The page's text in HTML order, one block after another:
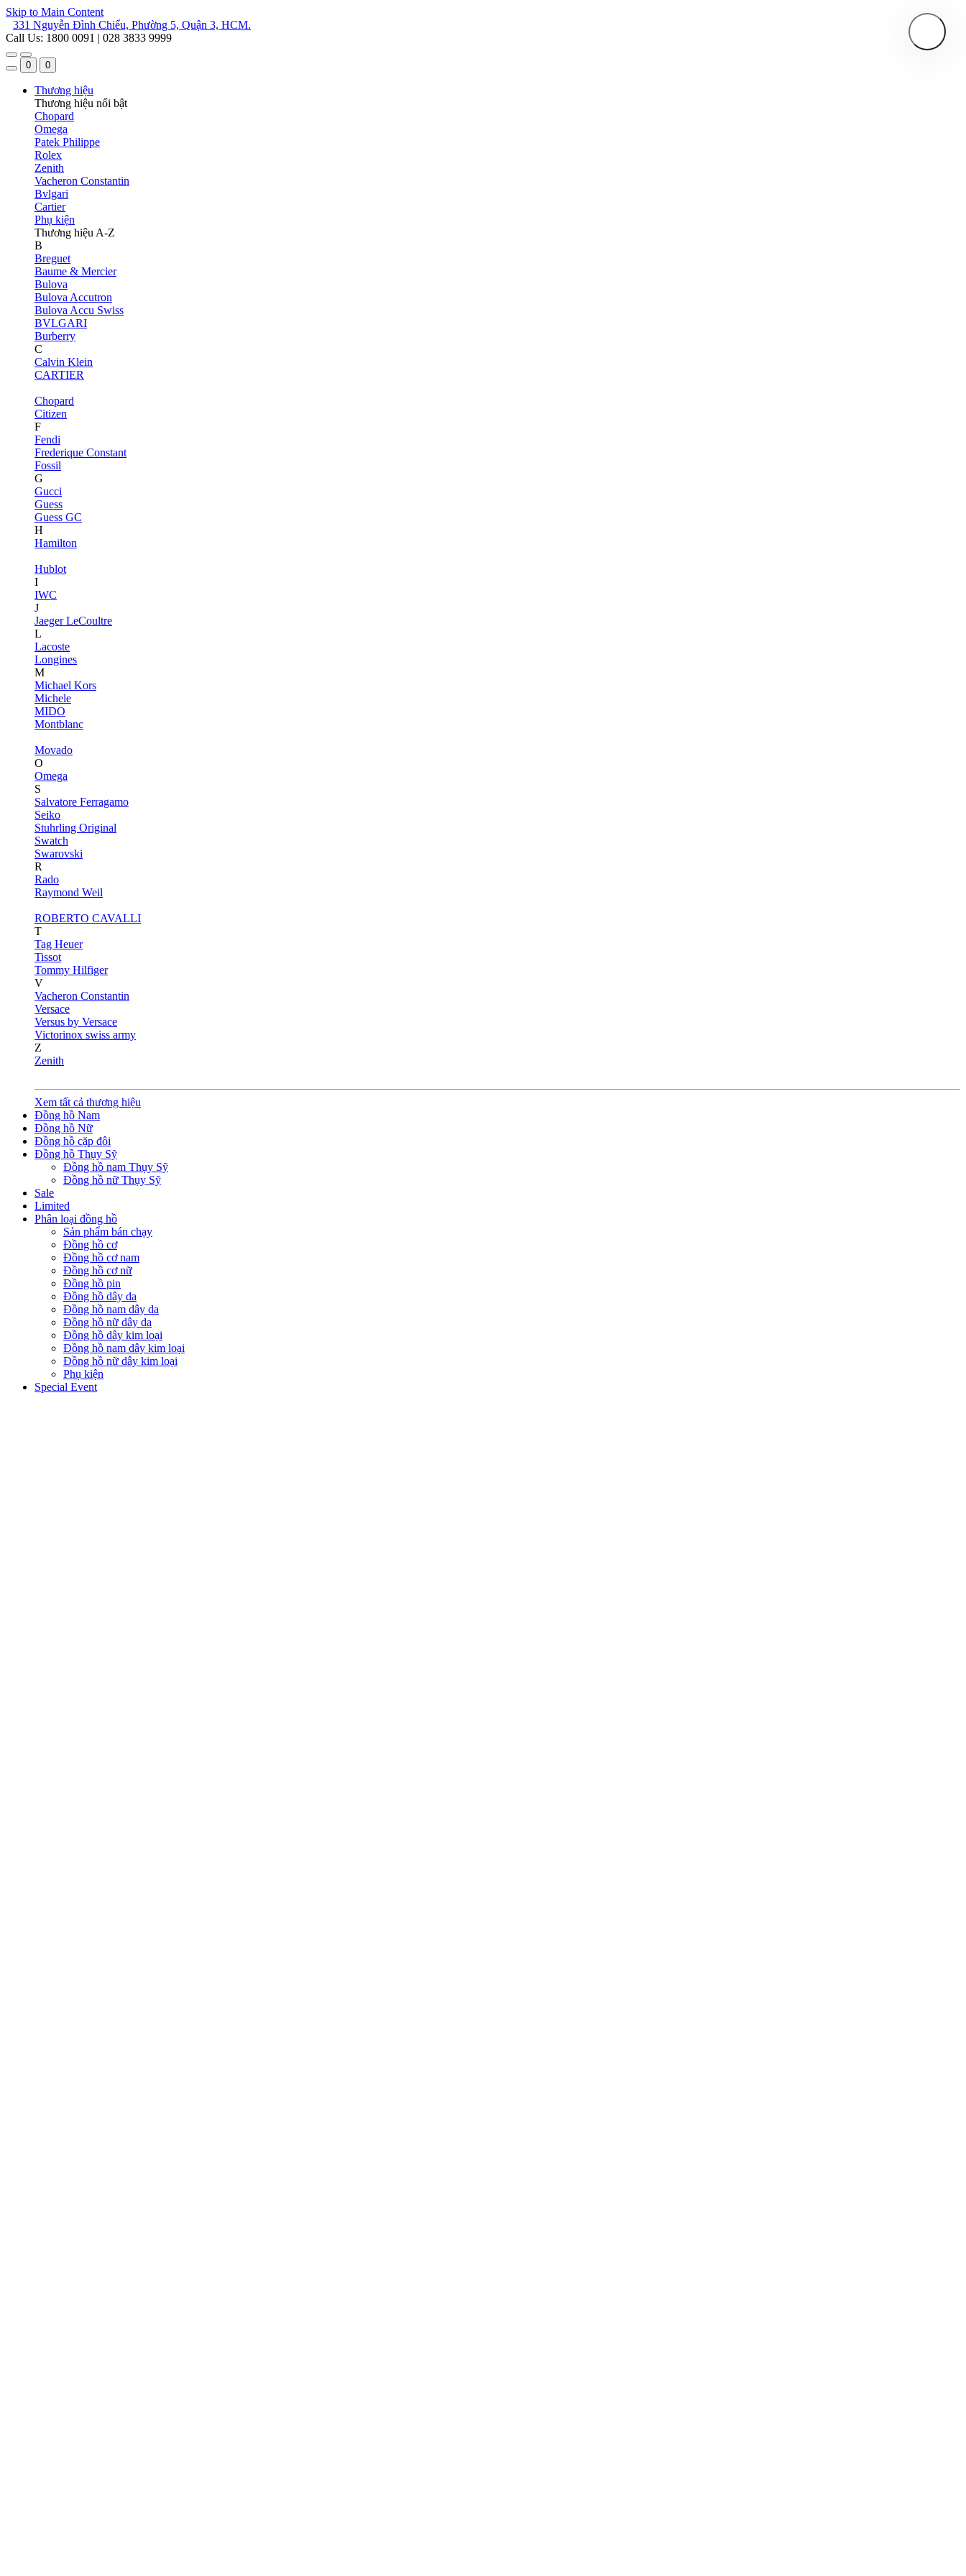
Skip to Main Content
331 Nguyễn Đình Chiểu, Phường 5, Quận 3, HCM.
Call Us: 1800 0091 | 028 3833 9999
0 0
Thương hiệu
Thương hiệu nổi bật
Chopard
Omega
Patek Philippe
Rolex
Zenith
Vacheron Constantin
Bvlgari
Cartier
Phụ kiện
Thương hiệu A-Z
B
Breguet
Baume & Mercier
Bulova
Bulova Accutron
Bulova Accu Swiss
BVLGARI
Burberry
C
Calvin Klein
CARTIER
Chopard
Citizen
F
Fendi
Frederique Constant
Fossil
G
Gucci
Guess
Guess GC
H
Hamilton
Hublot
I
IWC
J
Jaeger LeCoultre
L
Lacoste
Longines
M
Michael Kors
Michele
MIDO
Montblanc
Movado
O
Omega
S
Salvatore Ferragamo
Seiko
Stuhrling Original
Swatch
Swarovski
R
Rado
Raymond Weil
ROBERTO CAVALLI
T
Tag Heuer
Tissot
Tommy Hilfiger
V
Vacheron Constantin
Versace
Versus by Versace
Victorinox swiss army
Z
Zenith
Xem tất cả thương hiệu
Đồng hồ Nam
Đồng hồ Nữ
Đồng hồ cặp đôi
Đồng hồ Thụy Sỹ
Đồng hồ nam Thụy Sỹ
Đồng hồ nữ Thụy Sỹ
Sale
Limited
Phân loại đồng hồ
Sản phẩm bán chạy
Đồng hồ cơ
Đồng hồ cơ nam
Đồng hồ cơ nữ
Đồng hồ pin
Đồng hồ dây da
Đồng hồ nam dây da
Đồng hồ nữ dây da
Đồng hồ dây kim loại
Đồng hồ nam dây kim loại
Đồng hồ nữ dây kim loại
Phụ kiện
Special Event